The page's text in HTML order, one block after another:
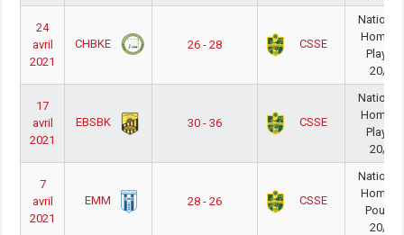
24
avril
2021
CHBKE 26 - 28 CSSE
National
PlayOff
20/21
17
avril
2021
EBSBK 30 - 36 CSSE
National
PlayOff
20/21
7
avril
2021
EMM 28 - 26 CSSE
National
Poule D
20/21